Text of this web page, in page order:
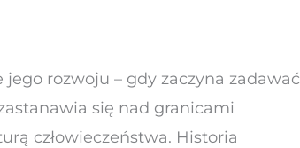
rozwoju – gdy zaczyna zadawać
się nad granicami
człowieczeństwa. Historia